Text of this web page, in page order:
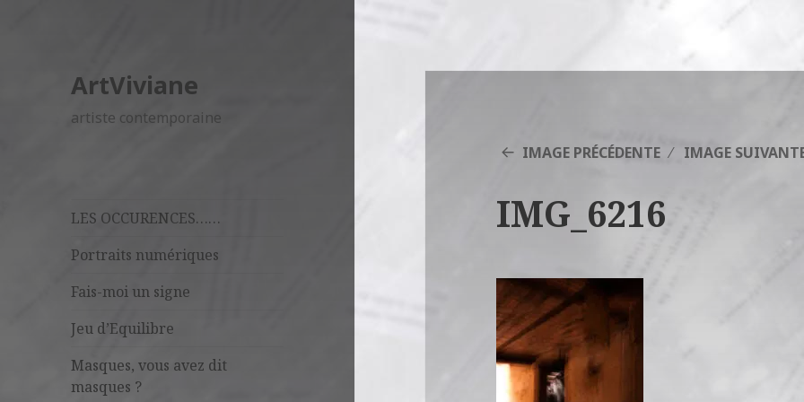
ArtViviane
artiste contemporaine
LES OCCURENCES……
Portraits numériques
Fais-moi un signe
Jeu d’Equilibre
Masques, vous avez dit
masques ?
IMAGE PRÉCÉDENTE IMAGE
IMG_6216